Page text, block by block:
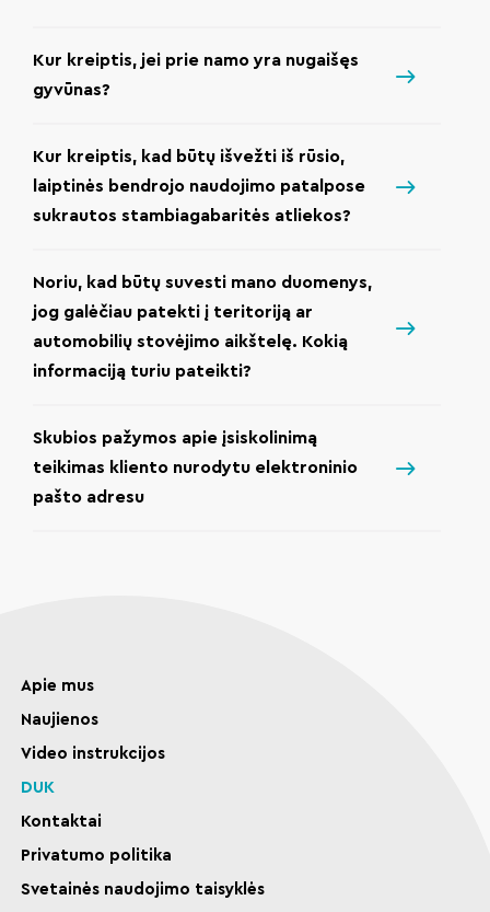
Kur kreiptis, jei prie namo yra nugaišęs
gyvūnas?
Kur kreiptis, kad būtų išvežti iš rūsio,
laiptinės bendrojo naudojimo patalpose
sukrautos stambiagabaritės atliekos?
Noriu, kad būtų suvesti mano duomenys,
jog galėčiau patekti į teritoriją ar
automobilių stovėjimo aikštelę. Kokią
informaciją turiu pateikti?
Skubios pažymos apie įsiskolinimą
teikimas kliento nurodytu elektroninio
pašto adresu
Apie mus
Naujienos
Video instrukcijos
DUK
Kontaktai
Privatumo politika
Svetainės naudojimo taisyklės